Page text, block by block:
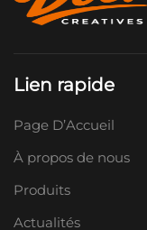
Lien rapide
Page D’Accueil
À propos de nous
Produits
Actualités